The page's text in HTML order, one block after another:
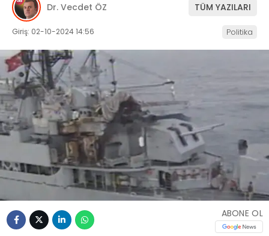
Dr. Vecdet ÖZ TÜM YAZILARI
Giriş: 02-10-2024 14:56 Politika
ABONE OL